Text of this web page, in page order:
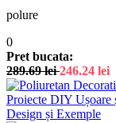
polure
0
Pret bucata:
289.69lei 246.24 lei